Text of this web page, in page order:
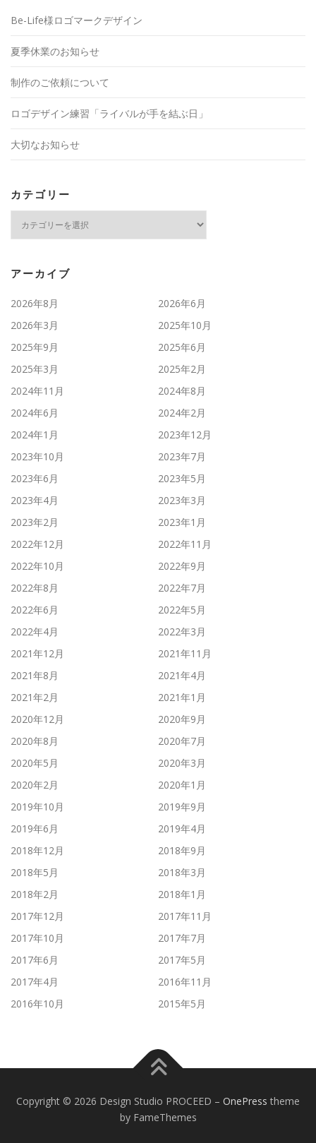
Be-Life様ロゴマークデザイン
夏季休業のお知らせ
制作のご依頼について
ロゴデザイン練習「ライバルが手を結ぶ日」
大切なお知らせ
カテゴリー
ー
アーカイブ
2026年8月
2026年6月
2026年3月
2025年10月
2025年9月
2025年6月
2025年3月
2025年2月
2024年11月
2024年8月
2024年6月
2024年2月
2024年1月
2023年12月
2023年10月
2023年7月
2023年6月
2023年5月
2023年4月
2023年3月
2023年2月
2023年1月
2022年12月
2022年11月
2022年10月
2022年9月
2022年8月
2022年7月
2022年6月
2022年5月
2022年4月
2022年3月
2021年12月
2021年11月
2021年8月
2021年4月
2021年2月
2021年1月
2020年12月
2020年9月
2020年8月
2020年7月
2020年5月
2020年3月
2020年2月
2020年1月
2019年10月
2019年9月
2019年6月
2019年4月
2018年12月
2018年9月
2018年5月
2018年3月
2018年2月
2018年1月
2017年12月
2017年11月
2017年10月
2017年7月
2017年6月
2017年5月
2017年4月
2016年11月
2016年10月
2015年5月
Copyright © 2026 Design Studio PROCEED – OnePress theme
by FameThemes